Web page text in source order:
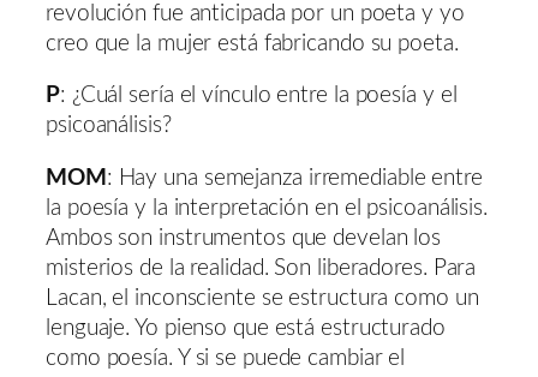
revolución fue anticipada por un poeta y yo
creo que la mujer está fabricando su poeta.
P: ¿Cuál sería el vínculo entre la poesía y el
psicoanálisis?
MOM : Hay una semejanza irremediable entre
la poesía y la interpretación en el psicoanálisis.
Ambos son instrumentos que develan los
misterios de la realidad. Son liberadores. Para
Lacan, el inconsciente se estructura como un
lenguaje. Yo pienso que está estructurado
como poesía. Y si se puede cambiar el